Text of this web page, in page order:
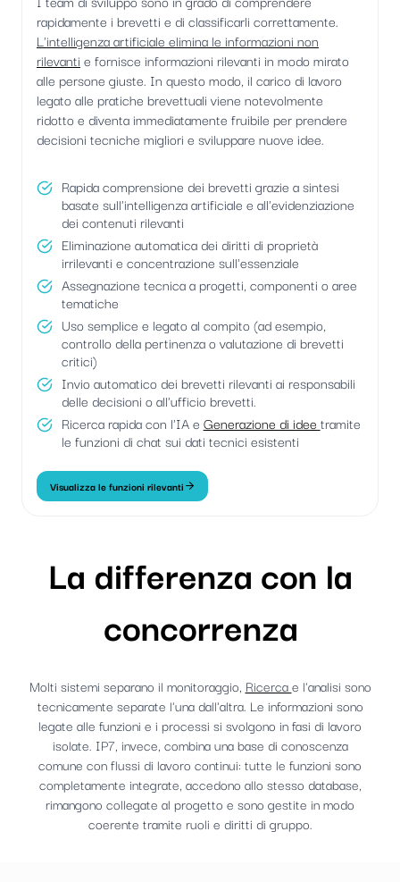
rapidamente i brevetti e di classificarli correttamente.
L'intelligenza artificiale elimina le informazioni non
rilevanti e fornisce informazioni rilevanti in modo mirato
alle persone giuste. In questo modo, il carico di lavoro
legato alle pratiche brevettuali viene notevolmente
ridotto e diventa immediatamente fruibile per prendere
decisioni tecniche migliori e sviluppare nuove idee.
Rapida comprensione dei brevetti grazie a sintesi
basate sull'intelligenza artificiale e all'evidenziazione
dei contenuti rilevanti
Eliminazione automatica dei diritti di proprietà
irrilevanti e concentrazione sull'essenziale
Assegnazione tecnica a progetti, componenti o aree
tematiche
Uso semplice e legato al compito (ad esempio,
controllo della pertinenza o valutazione di brevetti
critici)
Invio automatico dei brevetti rilevanti ai responsabili
delle decisioni o all'ufficio brevetti.
Ricerca rapida con l'IA e Generazione di idee tramite
le funzioni di chat sui dati tecnici esistenti
Visualizza le funzioni rilevanti
La differenza con la
concorrenza
Molti sistemi separano il monitoraggio, Ricercae l'analisi sono
tecnicamente separate l'una dall'altra. Le informazioni sono
legate alle funzioni e i processi si svolgono in fasi di lavoro
isolate. IP7, invece, combina una base di conoscenza
comune con flussi di lavoro continui: tutte le funzioni sono
completamente integrate, accedono allo stesso database,
rimangono collegate al progetto e sono gestite in modo
coerente tramite ruoli e diritti di gruppo.